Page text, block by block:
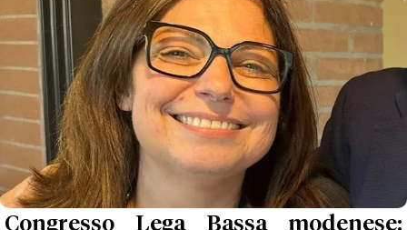
Congresso Lega Bassa modenese: